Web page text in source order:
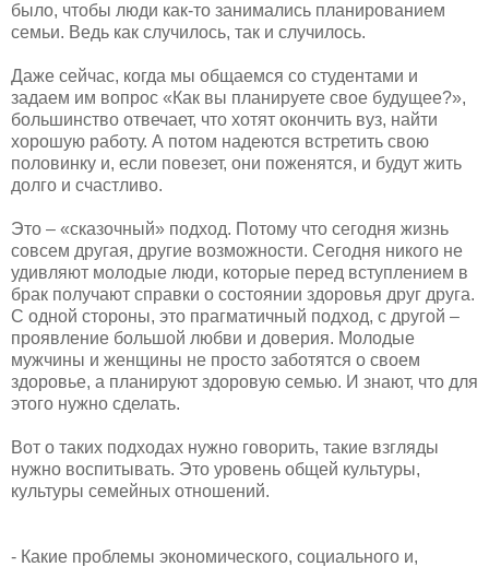
было, чтобы люди как-то занимались планированием
семьи. Ведь как случилось, так и случилось.
​Даже сейчас, когда мы общаемся со студентами и
задаем им вопрос «Как вы планируете свое будущее?»,
большинство отвечает, что хотят окончить вуз, найти
хорошую работу. А потом надеются встретить свою
половинку и, если повезет, они поженятся, и будут жить
долго и счастливо.
​Это – «сказочный» подход. Потому что сегодня жизнь
совсем другая, другие возможности. Сегодня никого не
удивляют молодые люди, которые перед вступлением в
брак получают справки о состоянии здоровья друг друга.
С одной стороны, это прагматичный подход, с другой –
проявление большой любви и доверия. Молодые
мужчины и женщины не просто заботятся о своем
здоровье, а планируют здоровую семью. И знают, что для
этого нужно сделать.
​Вот о таких подходах нужно говорить, такие взгляды
нужно воспитывать. Это уровень общей культуры,
культуры семейных отношений.
​- Какие проблемы экономического, социального и,